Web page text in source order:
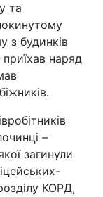
та
з будинків
наряд
–
загинули
КОРД,